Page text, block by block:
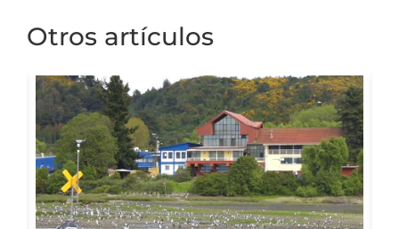
Otros artículos